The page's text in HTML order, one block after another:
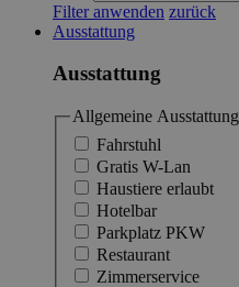
Filter anwenden zurück
Ausstattung
Ausstattung
Allgemeine Ausstattung
Fahrstuhl
Gratis W-Lan
Haustiere erlaubt
Hotelbar
Parkplatz PKW
Restaurant
Zimmerservice